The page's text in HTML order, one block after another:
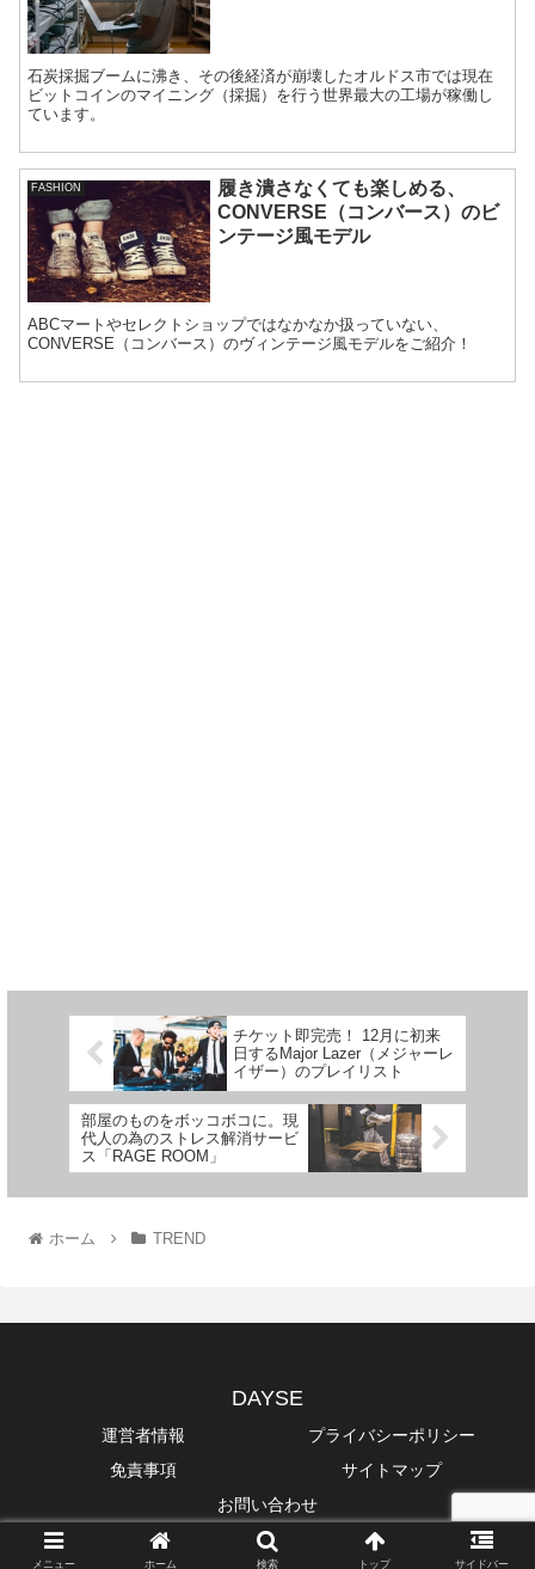
石炭採掘ブームに沸き、その後経済が崩壊したオルドス市では現在
ビットコインのマイニング（採掘）を行う世界最大の工場が稼働し
ています。
FASHION
履き潰さなくても楽しめる、
CONVERSE（コンバース）のビ
ンテージ風モデル
ABCマートやセレクトショップではなかなか扱っていない、
CONVERSE（コンバース）のヴィンテージ風モデルをご紹介！
チケット即完売！ 12月に初来
日するMajor Lazer（メジャーレ
イザー）のプレイリスト
部屋のものをボッコボコに。現
代人の為のストレス解消サービ
ス「RAGE ROOM」
ホーム TREND
DAYSE
運営者情報
プライバシーポリシー
免責事項
サイトマップ
お問い合わせ
Copyright © 2014-2026 DAYSE All Rights Reserved.
メニュー ホーム 検索 トップ サイドバー